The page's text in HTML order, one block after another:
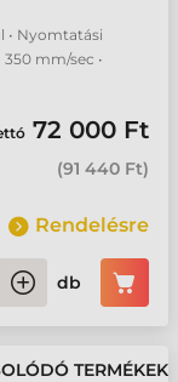
• Nyomtatási
mm/sec •
72 000 Ft
(91 440 Ft)
Rendelésre
db
TERMÉKEK